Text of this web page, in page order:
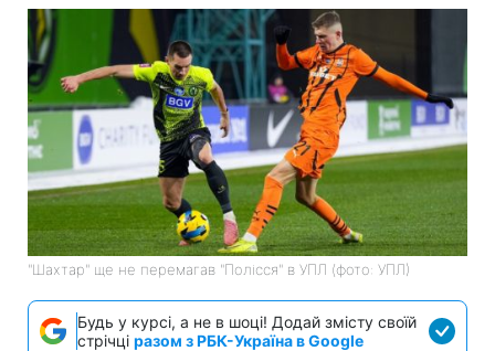
"Шахтар" ще не перемагав "Полісся" в УПЛ (фото: УПЛ)
Будь у курсі, а не в шоці! Додай змісту своїй
стрічці разом з РБК-Україна в Google